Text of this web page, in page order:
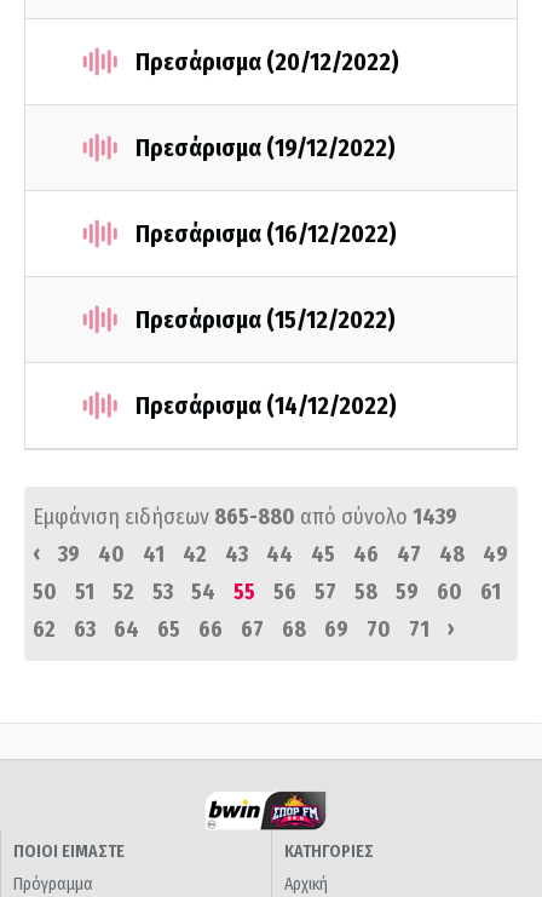
Πρεσάρισμα (20/12/2022)
Πρεσάρισμα (19/12/2022)
Πρεσάρισμα (16/12/2022)
Πρεσάρισμα (15/12/2022)
Πρεσάρισμα (14/12/2022)
Εμφάνιση ειδήσεων 865-880 από σύνολο 1439
‹
39 40 41 42 43 44 45 46 47 48
49
50
51 52 53 54 55 56 57 58 59 60
61
62
63 64 65 66 67 68 69 70 71 ›
ΠΟΙΟΙ ΕΙΜΑΣΤΕ
Πρόγραμμα
ΚΑΤΗΓΟΡΙΕΣ
Αρχική